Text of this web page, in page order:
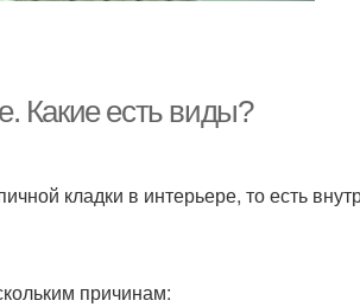
Какие есть виды?
кладки в интерьере, то есть
причинам: